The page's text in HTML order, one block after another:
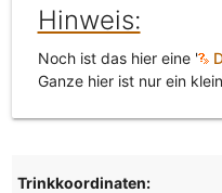
Hinweis:
Noch ist das hier eine '
Ganze hier ist nur ein
Trinkkoordinaten: